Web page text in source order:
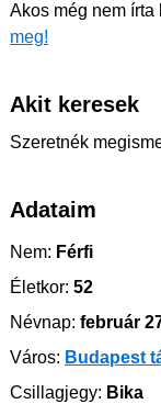
Akos még nem írta
meg!
Akit keresek
Szeretnék
Adataim
Nem: Férfi
Életkor: 52
Névnap: február
Város: Budapest
Csillagjegy: Bika